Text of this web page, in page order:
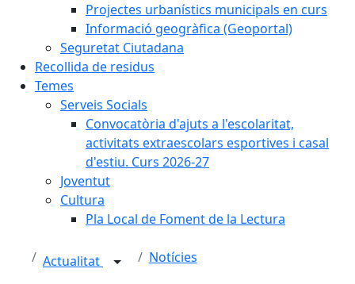
Projectes urbanístics municipals en curs
Informació geogràfica (Geoportal)
Seguretat Ciutadana
Recollida de residus
Temes
Serveis Socials
Convocatòria d'ajuts a l'escolaritat,
activitats extraescolars esportives i casal
d'estiu. Curs 2026-27
Joventut
Cultura
Pla Local de Foment de la Lectura
Actualitat Notícies